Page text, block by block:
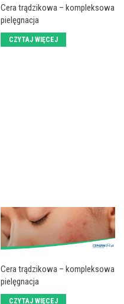
Cera trądzikowa – kompleksowa
pielęgnacja
CZYTAJ WIĘCEJ
Cera trądzikowa – kompleksowa
pielęgnacja
CZYTAJ WIĘCEJ